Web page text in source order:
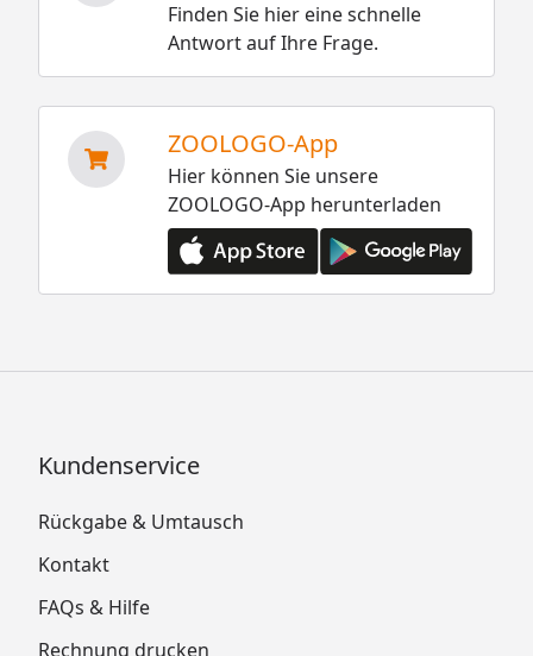
Finden Sie hier eine schnelle
Antwort auf Ihre Frage.
ZOOLOGO-App
Hier können Sie unsere
ZOOLOGO-App herunterladen
Kundenservice
Rückgabe & Umtausch
Kontakt
FAQs & Hilfe
Rechnung drucken